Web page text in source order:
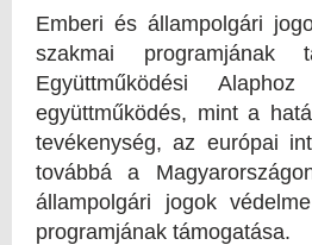
Emberi és állampolgári
szakmai
Együttműködési
együttműködés, mint a
tevékenység, az európai
továbbá a
állampolgári jogok
programjának támogatása.